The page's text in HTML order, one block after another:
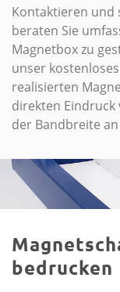
Kontaktieren und
beraten Sie
Magnetbox zu
unser
realisierten
direkten
der Bandbreite
bedrucken